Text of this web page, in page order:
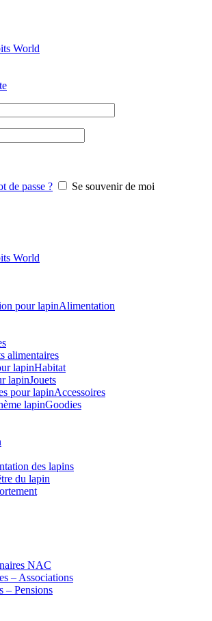
de passe ?
Se souvenir de moi
Alimentation
alimentaires
Habitat
Jouets
Accessoires
Goodies
des lapins
du lapin
NAC
– Associations
– Pensions